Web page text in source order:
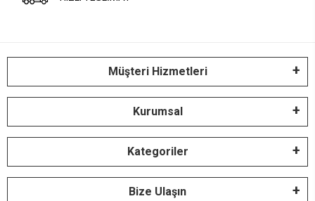
Müşteri Hizmetleri
Kurumsal
Kategoriler
Bize Ulaşın